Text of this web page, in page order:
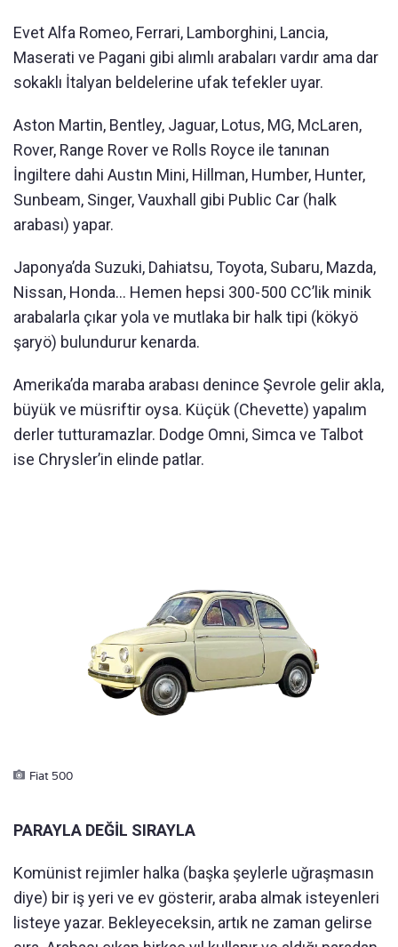
Evet Alfa Romeo, Ferrari, Lamborghini, Lancia,
Maserati ve Pagani gibi alımlı arabaları vardır ama dar
sokaklı İtalyan beldelerine ufak tefekler uyar.
Aston Martin, Bentley, Jaguar, Lotus, MG, McLaren,
Rover, Range Rover ve Rolls Royce ile tanınan
İngiltere dahi Austın Mini, Hillman, Humber, Hunter,
Sunbeam, Singer, Vauxhall gibi Public Car (halk
arabası) yapar.
Japonya’da Suzuki, Dahiatsu, Toyota, Subaru, Mazda,
Nissan, Honda… Hemen hepsi 300-500 CC’lik minik
arabalarla çıkar yola ve mutlaka bir halk tipi (kökyö
şaryö) bulundurur kenarda.
Amerika’da maraba arabası denince Şevrole gelir akla,
büyük ve müsriftir oysa. Küçük (Chevette) yapalım
derler tutturamazlar. Dodge Omni, Simca ve Talbot
ise Chrysler’in elinde patlar.
Fiat 500
PARAYLA DEĞİL SIRAYLA
Komünist rejimler halka (başka şeylerle uğraşmasın
diye) bir iş yeri ve ev gösterir, araba almak isteyenleri
listeye yazar. Bekleyeceksin, artık ne zaman gelirse